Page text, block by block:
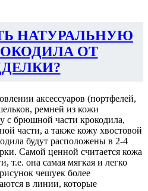
НАТУРАЛЬНУЮ
ОТ
аксессуаров (портфелей,
ремней из кожи
с брюшной части крокодила,
части, а также кожу хвостовой
будут расположены в 2-4
Самой ценной считается кожа
т.е. она самая мягкая и легко
чешуек более
в линии, которые